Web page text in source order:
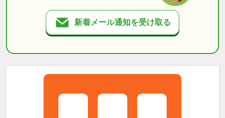
新着メール通知を受け取る